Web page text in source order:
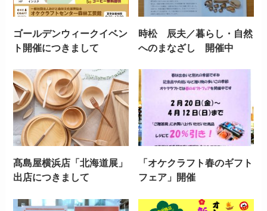
ゴールデンウィークイベン
ト開催につきまして
時松 辰夫／暮らし・自然
へのまなざし 開催中
髙島屋横浜店「北海道展」
出店につきまして
「オケクラフト春のギフト
フェア」開催